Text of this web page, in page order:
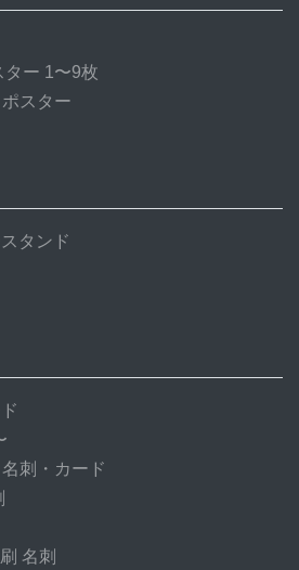
ター 1〜9枚
スター
タンド
刺・カード
名刺